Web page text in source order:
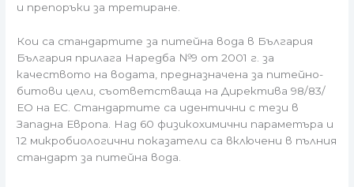
и препоръки за третиране.
Кои са стандартите за питейна вода в България
България прилага Наредба №9 от 2001 г. за
качеството на водата, предназначена за питейно-
битови цели, съответстваща на Директива 98/83/
ЕО на ЕС. Стандартите са идентични с тези в
Западна Европа. Над 60 физикохимични параметъра и
12 микробиологични показатели са включени в пълния
стандарт за питейна вода.